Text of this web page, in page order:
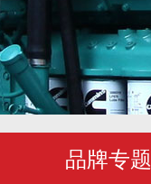
品牌专题